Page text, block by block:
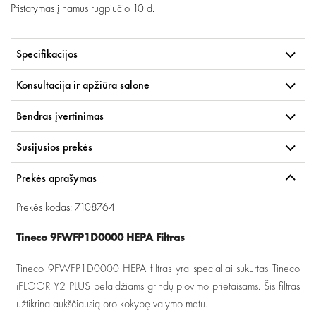
Pristatymas į namus rugpjūčio 10 d.
Specifikacijos
Konsultacija ir apžiūra salone
Bendras įvertinimas
Susijusios prekės
Prekės aprašymas
Prekės kodas: 7108764
Tineco 9FWFP1D0000 HEPA Filtras
Tineco 9FWFP1D0000 HEPA filtras yra specialiai sukurtas Tineco
iFLOOR Y2 PLUS belaidžiams grindų plovimo prietaisams. Šis filtras
užtikrina aukščiausią oro kokybę valymo metu.